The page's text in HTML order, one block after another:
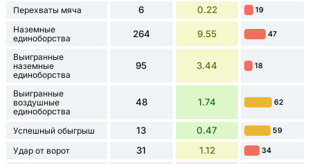
Перехваты мяча 6 0.22 19
Наземные
единоборства
264 9.55 47
Выигранные
наземные
единоборства
95 3.44 18
Выигранные
воздушные
единоборства
48 1.74 62
Успешный обыгрыш 13 0.47 59
Удар от ворот 31 1.12 34